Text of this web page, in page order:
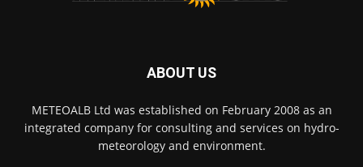
ABOUT US
METEOALB Ltd was established on February 2008 as an
integrated company for consulting and services on hydro-
meteorology and environment.